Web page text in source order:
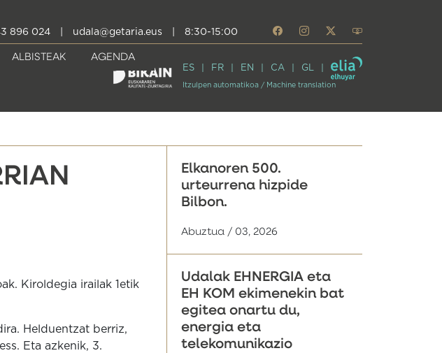
896 024 udala@getaria.eus 8:30-15:00
ALBISTEAK AGENDA
ES FR EN CA GL
Itzulpen automatikoa / Machine translation
Kiroldegia irailak 1etik
Helduentzat berriz,
Eta azkenik, 3.
Elkanoren 500.
urteurrena hizpide
Bilbon.
Abuztua / 03, 2026
Udalak EHNERGIA eta
EH KOM ekimenekin bat
egitea onartu du,
energia eta
telekomunikazio